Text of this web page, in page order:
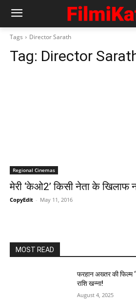
Tags Director Sarath
Tag: Director
Regional Cinemas
मेरी ‘केओ2’ किसी नेता के खिलाफ
CopyEdit - May 11, 2016
MOST READ
फरहान अख्तर की फिल्म
राशि खन्ना!
August 4, 2025